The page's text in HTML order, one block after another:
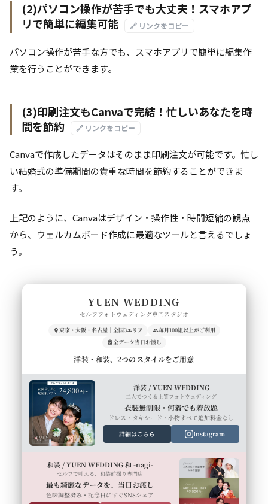
(2)パソコン操作が苦手でも大丈夫！スマホアプ
リで簡単に編集可能
🔗 リンクをコピー
パソコン操作が苦手な方でも、スマホアプリで簡単に編集作
業を行うことができます。
(3)印刷注文もCanvaで完結！忙しいあなたを時
間を節約
🔗 リンクをコピー
Canvaで作成したデータはそのまま印刷注文が可能です。忙し
い結婚式の準備期間の貴重な時間を節約することができま
す。
上記のように、Canvaはデザイン・操作性・時間短縮の観点
から、ウェルカムボード作成に最適なツールと言えるでしょ
う。
YUEN WEDDING
セルフフォトウェディング専門スタジオ
東京・大阪・名古屋｜全国3エリア
毎月100組以上がご利用
全データ当日お渡し
洋装・和装、2つのスタイルをご用意
洋装 / YUEN WEDDING
二人でつくる上質フォトウェディング
衣装無制限・何着でも着放題
ドレス・タキシード・小物すべて追加料金なし
詳細はこちら
Instagram
和装 / YUEN WEDDING 和 -nagi-
セルフで叶える、和装前撮り専門店
最も綺麗なデータを、当日お渡し
色味調整済み・記念日にすぐSNSシェア